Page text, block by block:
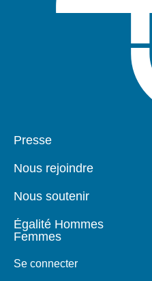
Pied
page
Presse
Nous rejoindre
Nous soutenir
Égalité Hommes
Femmes
Se connecter